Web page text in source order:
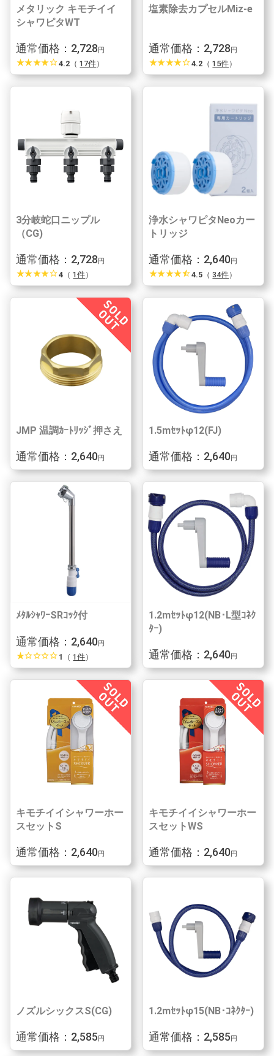
メタリック キモチイイ
シャワピタWT
通常価格：2,728 円
star_ratestar_ratestar_ratestar_ratestar_border 4.2 （17件）
塩素除去カプセルMiz-e
通常価格：2,728 円
star_ratestar_ratestar_ratestar_ratestar_border 4.2 （15件）
3分岐蛇口ニップル
（CG)
通常価格：2,728円
star_ratestar_ratestar_ratestar_ratestar_border 4 （1件）
浄水シャワピタNeoカー
トリッジ
通常価格：2,640円
star_ratestar_ratestar_ratestar_ratestar_half 4.5 （34件）
JMP 温調ｶｰﾄﾘｯｼﾞ押さえ
通常価格：2,640円
1.5mｾｯﾄφ12(FJ)
通常価格：2,640円
ﾒﾀﾙｼｬﾜｰSRｺｯｸ付
通常価格：2,640円
star_ratestar_borderstar_borderstar_borderstar_border 1 （1件）
1.2mｾｯﾄφ12(NB･L型ｺﾈｸ
ﾀｰ)
通常価格：2,640円
キモチイイシャワーホー
スセットS
通常価格：2,640円
キモチイイシャワーホー
スセットWS
通常価格：2,640円
ノズルシックスS(CG)
通常価格：2,585円
1.2mｾｯﾄφ15(NB･ｺﾈｸﾀｰ)
通常価格：2,585円